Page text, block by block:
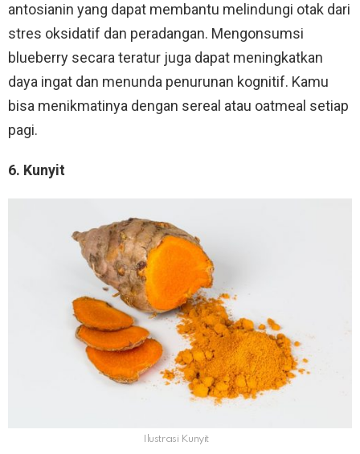
antosianin yang dapat membantu melindungi otak dari
stres oksidatif dan peradangan. Mengonsumsi
blueberry secara teratur juga dapat meningkatkan
daya ingat dan menunda penurunan kognitif. Kamu
bisa menikmatinya dengan sereal atau oatmeal setiap
pagi.
6. Kunyit
Ilustrasi Kunyit